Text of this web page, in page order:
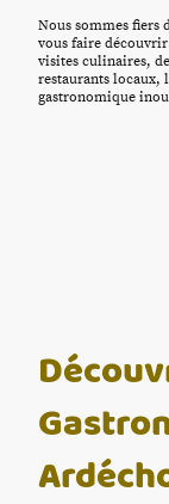
Nous sommes fiers
vous faire
visites culinaires,
restaurants locaux,
gastronomique